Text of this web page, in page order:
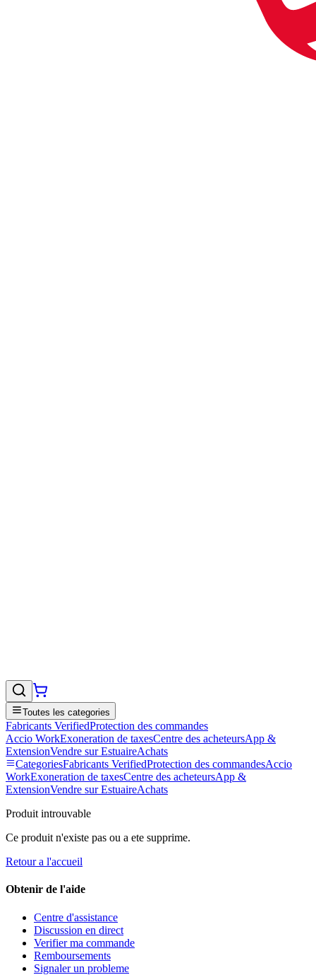
Toutes les categories
Fabricants VerifiedProtection des commandes
Accio WorkExoneration de taxesCentre des acheteursApp &
ExtensionVendre sur EstuaireAchats
CategoriesFabricants VerifiedProtection des commandesAccio
WorkExoneration de taxesCentre des acheteursApp &
ExtensionVendre sur EstuaireAchats
Produit introuvable
Ce produit n'existe pas ou a ete supprime.
Retour a l'accueil
Obtenir de l'aide
Centre d'assistance
Discussion en direct
Verifier ma commande
Remboursements
Signaler un probleme